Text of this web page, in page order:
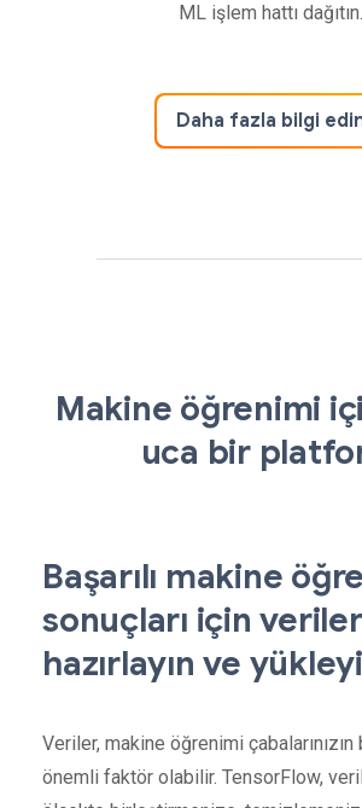
ML işlem hattı dağıtın.
Daha fazla bilgi
Makine öğrenimi
uca bir
Başarılı makine
sonuçları için
hazırlayın ve
Veriler, makine öğrenimi çabalarınızın
önemli faktör olabilir. TensorFlow,